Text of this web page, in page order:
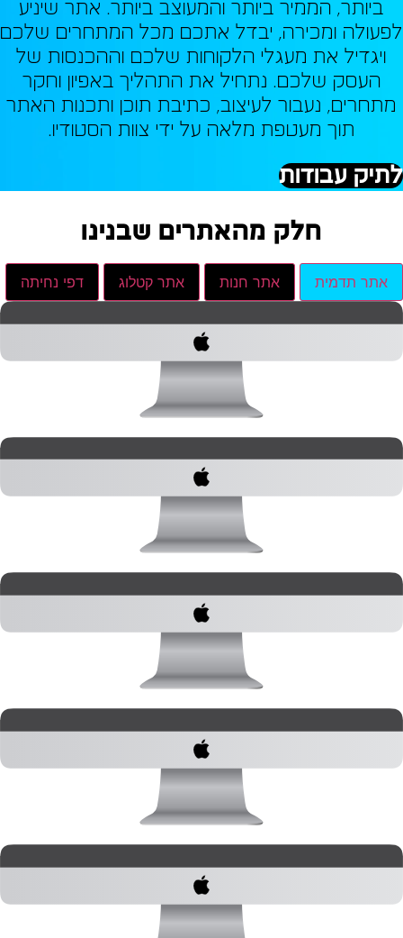
ביותר, הממיר ביותר והמעוצב ביותר. אתר שיניע
ומכירה, יבדל אתכם מכל המתחרים שלכם
ויגדיל את מעגלי הלקוחות שלכם וההכנסות של
העסק שלכם. נתחיל את התהליך באפיון וחקר
מתחרים, נעבור לעיצוב, כתיבת תוכן ותכנות האתר
תוך מעטפת מלאה על ידי צוות הסטודיו.
עבודות
חלק מהאתרים שבנינו
אתר תדמית אתר חנות אתר קטלוג דפי נחיתה